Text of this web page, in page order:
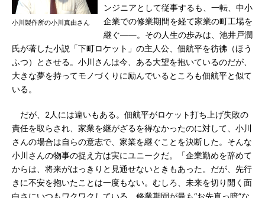
小川製作所の小川真由さん
ンジニアとして従事するも、一転、中小
企業での修業期間を経て家業の町工場を
継ぐ――。その人生の歩みは、池井戸潤
氏が著した小説「下町ロケット」の主人公、佃航平を彷彿（ほう
ふつ）とさせる。小川さんは今、ある大望を抱いているのだが、
大きな夢を持ってモノづくりに励んでいるところも佃航平と似て
いる。
だが、2人には違いもある。佃航平がロケット打ち上げ失敗の
責任を取らされ、家業を継がざるを得なかったのに対して、小川
さんの場合は自らの意志で、家業を継ぐことを決断した。そんな
小川さんの物事の捉え方は実にユニークだ。「企業勤めを辞めて
からは、将来がはっきりと見通せないときもあった。だが、先行
きに不安を抱いたことは一度もない。むしろ、未来を切り開く面